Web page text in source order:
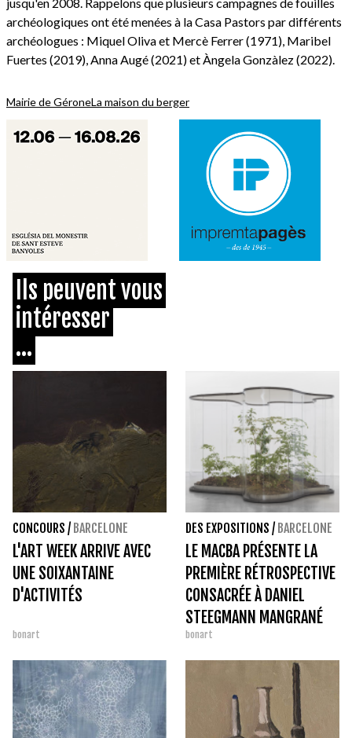
archéologiques ont été menées à la Casa Pastors par différents
archéologues : Miquel Oliva et Mercè Ferrer (1971), Maribel
Fuertes (2019), Anna Augé (2021) et Àngela Gonzàlez (2022).
Mairie de GéroneLa maison du berger
Ils peuvent vous
intéresser
...
CONCOURS / BARCELONE
L'ART WEEK ARRIVE AVEC
UNE SOIXANTAINE
D'ACTIVITÉS
bonart
DES EXPOSITIONS / BARCELONE
LE MACBA PRÉSENTE LA
PREMIÈRE RÉTROSPECTIVE
CONSACRÉE À DANIEL
STEEGMANN MANGRANÉ
bonart